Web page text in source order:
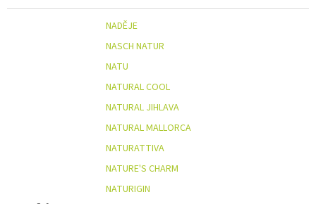
NADĚJE
NASCH NATUR
NATU
NATURAL COOL
NATURAL JIHLAVA
NATURAL MALLORCA
NATURATTIVA
NATURE'S CHARM
NATURIGIN